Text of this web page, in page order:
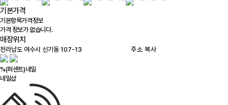
기본가격
기본항목가격정보
가격 정보가 없습니다.
매장위치
주소 복사
%(퍼센트)네일
네일샵